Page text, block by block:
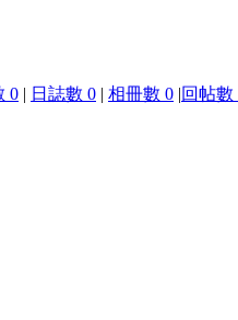
0 | 日誌數 0 | 相冊數 0 |回帖數